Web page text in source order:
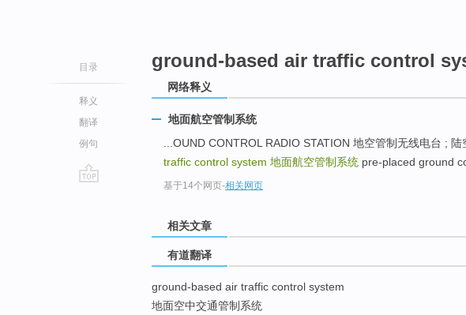
目录
释义
翻译
例句
ground-based air traffic control
网络释义
地面航空管制系统
...OUND CONTROL RADIO STATION 地空管制无线电台 ;
traffic control system 地面航空管制系统 pre-placed ground
基于14个网页-相关网页
相关文章
有道翻译
ground-based air traffic control system
地面空中交通管制系统